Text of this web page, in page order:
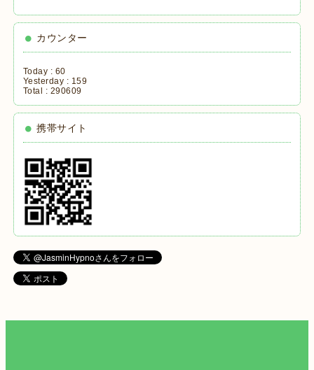
カウンター
Today : 60
Yesterday : 159
Total : 290609
携帯サイト